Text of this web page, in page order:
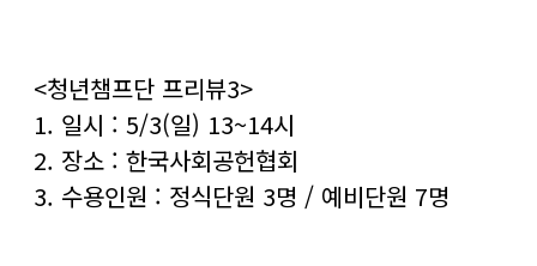
<청년챔프단 프리뷰3>
1. 일시 : 5/3(일) 13~14시
2. 장소 : 한국사회공헌협회
3. 수용인원 : 정식단원 3명 / 예비단원 7명